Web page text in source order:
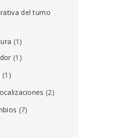
del turno
(1)
(1)
(1)
(2)
(7)